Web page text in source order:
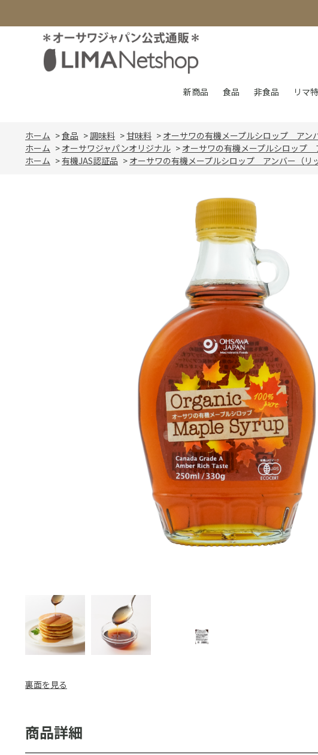
新商品 食品 非食品 リマ
ホーム >食品 >調味料 >甘味料 > オーサワの有機メープルシロップ ア
ホーム > オーサワジャパンオリジナル > オーサワの有機メープルシロッ
ホーム >有機JAS認証品 > オーサワの有機メープルシロップ アンバー（
裏面を見る